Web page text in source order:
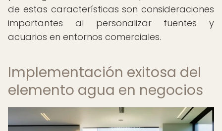
de estas características son consideraciones
importantes al personalizar fuentes y
acuarios en entornos comerciales.
Implementación exitosa del
elemento agua en negocios